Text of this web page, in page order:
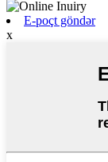
E-poçt göndər
x